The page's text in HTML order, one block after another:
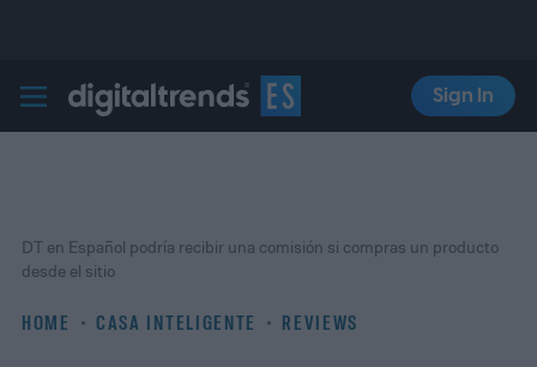
Digital Trends Español
Sign In
HOME CASA INTELIGENTE REVIEWS
DT en Español podría recibir una comisión si compras un producto
desde el sitio